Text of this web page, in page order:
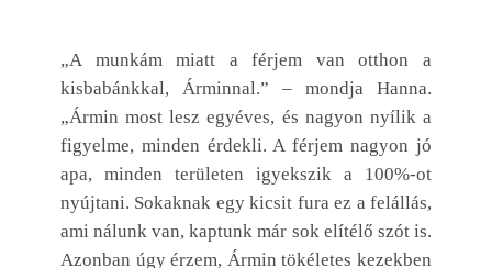
„A munkám miatt a férjem van otthon a
kisbabánkkal, Árminnal.” – mondja Hanna.
„Ármin most lesz egyéves, és nagyon nyílik a
figyelme, minden érdekli. A férjem nagyon jó
apa, minden területen igyekszik a 100%-ot
nyújtani. Sokaknak egy kicsit fura ez a felállás,
ami nálunk van, kaptunk már sok elítélő szót is.
Azonban úgy érzem, Ármin tökéletes kezekben